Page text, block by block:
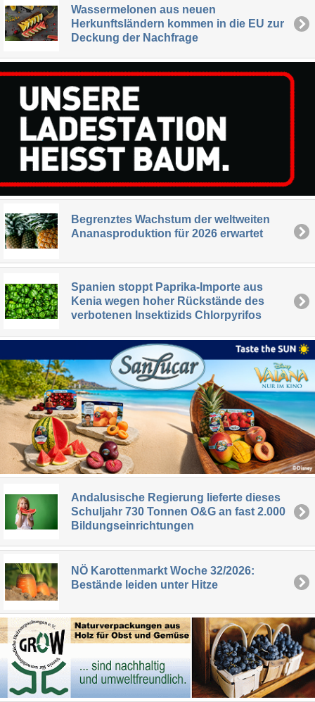
Wassermelonen aus neuen
Herkunftsländern kommen in die EU zur
Deckung der Nachfrage
Begrenztes Wachstum der weltweiten
Ananasproduktion für 2026 erwartet
Spanien stoppt Paprika-Importe aus
Kenia wegen hoher Rückstände des
verbotenen Insektizids Chlorpyrifos
Andalusische Regierung lieferte dieses
Schuljahr 730 Tonnen O&G an fast 2.000
Bildungseinrichtungen
NÖ Karottenmarkt Woche 32/2026:
Bestände leiden unter Hitze